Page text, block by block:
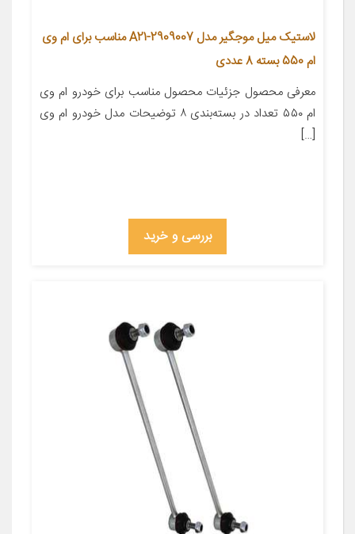
لاستیک میل موجگیر مدل A21-2909007 مناسب برای ام وی
ام 550 بسته 8 عددی
معرفی محصول جزئیات محصول مناسب برای خودرو ام وی
ام ۵۵۰ تعداد در بسته‌بندی ۸ توضیحات مدل خودرو ام وی
[…]
بررسی و خرید